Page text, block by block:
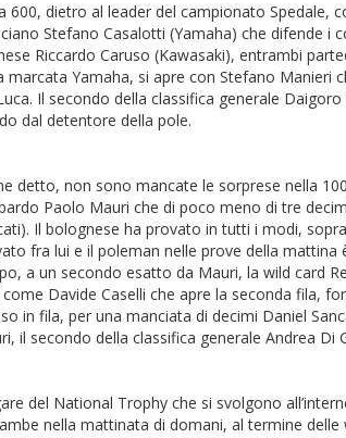
600, dietro al leader del campionato Spedale,
Stefano Casalotti (Yamaha) che difende
Riccardo Caruso (Kawasaki), entrambi
marcata Yamaha, si apre con Stefano Manieri
Il secondo della classifica generale
dal detentore della pole.
detto, non sono mancate le sorprese nella
Paolo Mauri che di poco meno di tre
Il bolognese ha provato in tutti i modi,
fra lui e il poleman nelle prove della
a un secondo esatto da Mauri, la wild card
Davide Caselli che apre la seconda fila,
in fila, per una manciata di decimi Daniel
il secondo della classifica generale Andrea
del National Trophy che si svolgono
nella mattinata di domani, al termine